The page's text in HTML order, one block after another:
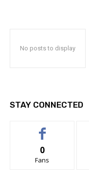
No posts to display
STAY CONNECTED
0
Fans